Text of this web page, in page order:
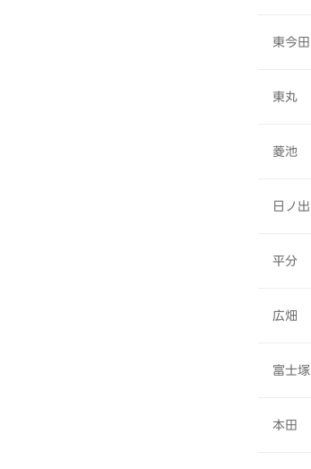
東今田
東丸
菱池
日ノ出
平分
広畑
富士塚
本田